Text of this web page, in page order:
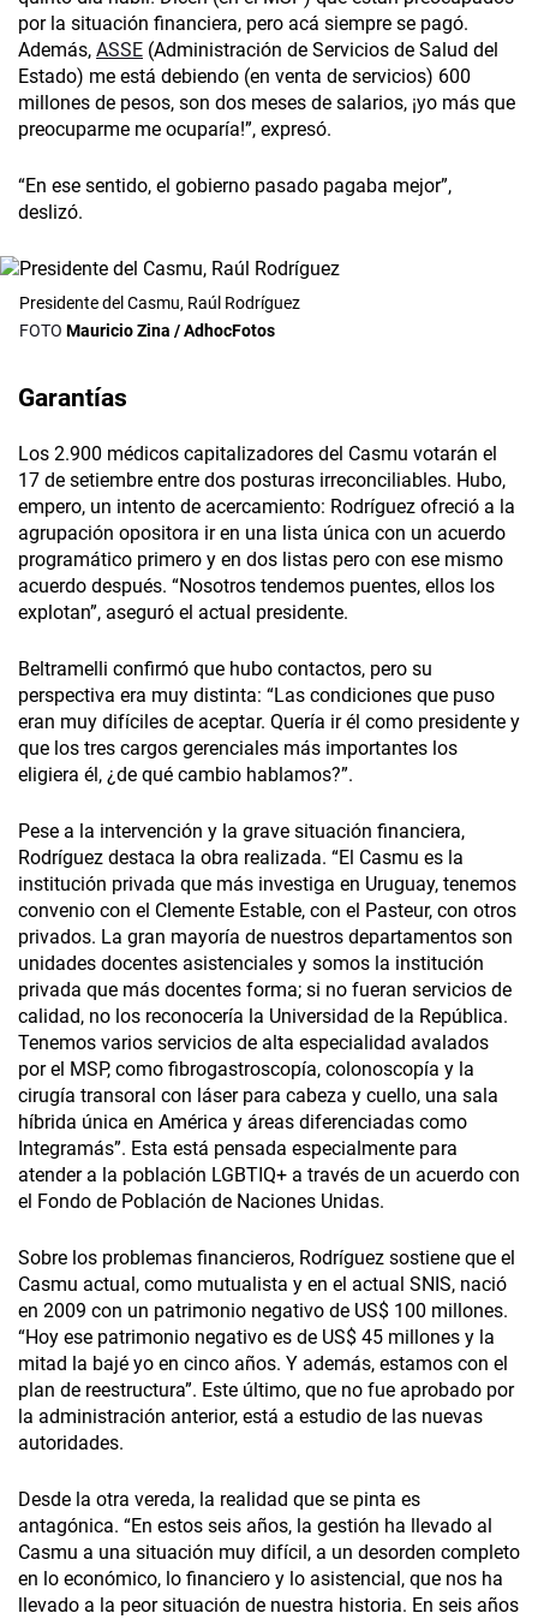
por la situación financiera, pero acá siempre se pagó.
Además, ASSE (Administración de Servicios de Salud del
Estado) me está debiendo (en venta de servicios) 600
millones de pesos, son dos meses de salarios, ¡yo más que
preocuparme me ocuparía!”, expresó.
“En ese sentido, el gobierno pasado pagaba mejor”,
deslizó.
Presidente del Casmu, Raúl Rodríguez
Mauricio Zina / AdhocFotos
Garantías
Los 2.900 médicos capitalizadores del Casmu votarán el
17 de setiembre entre dos posturas irreconciliables. Hubo,
empero, un intento de acercamiento: Rodríguez ofreció a la
agrupación opositora ir en una lista única con un acuerdo
programático primero y en dos listas pero con ese mismo
acuerdo después. “Nosotros tendemos puentes, ellos los
explotan”, aseguró el actual presidente.
Beltramelli confirmó que hubo contactos, pero su
perspectiva era muy distinta: “Las condiciones que puso
eran muy difíciles de aceptar. Quería ir él como presidente y
que los tres cargos gerenciales más importantes los
eligiera él, ¿de qué cambio hablamos?”.
Pese a la intervención y la grave situación financiera,
Rodríguez destaca la obra realizada. “El Casmu es la
institución privada que más investiga en Uruguay, tenemos
convenio con el Clemente Estable, con el Pasteur, con otros
privados. La gran mayoría de nuestros departamentos son
unidades docentes asistenciales y somos la institución
privada que más docentes forma; si no fueran servicios de
calidad, no los reconocería la Universidad de la República.
Tenemos varios servicios de alta especialidad avalados
por el MSP, como fibrogastroscopía, colonoscopía y la
cirugía transoral con láser para cabeza y cuello, una sala
híbrida única en América y áreas diferenciadas como
Integramás”. Esta está pensada especialmente para
atender a la población LGBTIQ+ a través de un acuerdo con
el Fondo de Población de Naciones Unidas.
Sobre los problemas financieros, Rodríguez sostiene que el
Casmu actual, como mutualista y en el actual SNIS, nació
en 2009 con un patrimonio negativo de US$ 100 millones.
“Hoy ese patrimonio negativo es de US$ 45 millones y la
mitad la bajé yo en cinco años. Y además, estamos con el
plan de reestructura”. Este último, que no fue aprobado por
la administración anterior, está a estudio de las nuevas
autoridades.
Desde la otra vereda, la realidad que se pinta es
antagónica. “En estos seis años, la gestión ha llevado al
Casmu a una situación muy difícil, a un desorden completo
en lo económico, lo financiero y lo asistencial, que nos ha
llevado a la peor situación de nuestra historia. En seis años